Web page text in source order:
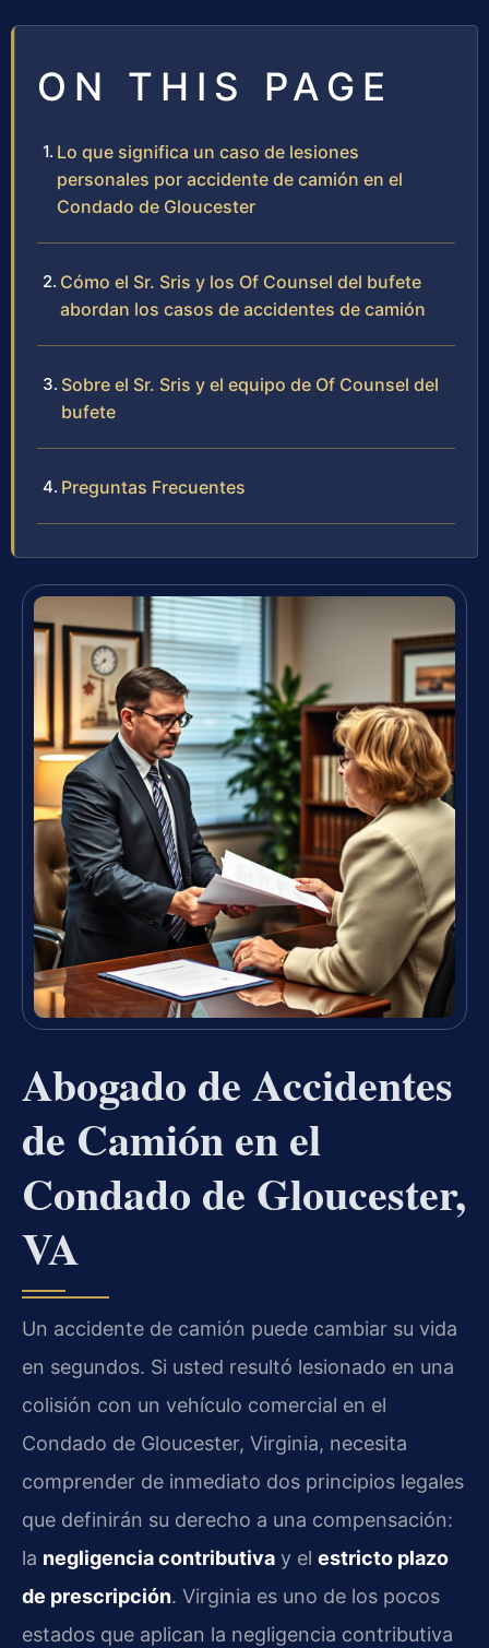
ON THIS PAGE
Lo que significa un caso de lesiones
personales por accidente de camión en el
Condado de Gloucester
Cómo el Sr. Sris y los Of Counsel del bufete
abordan los casos de accidentes de camión
Sobre el Sr. Sris y el equipo de Of Counsel del
bufete
Preguntas Frecuentes
Abogado de Accidentes
de Camión en el
Condado de Gloucester,
VA
Un accidente de camión puede cambiar su vida
en segundos. Si usted resultó lesionado en una
colisión con un vehículo comercial en el
Condado de Gloucester, Virginia, necesita
comprender de inmediato dos principios legales
que definirán su derecho a una compensación:
la negligencia contributiva y el estricto plazo
de prescripción. Virginia es uno de los pocos
estados que aplican la negligencia contributiva